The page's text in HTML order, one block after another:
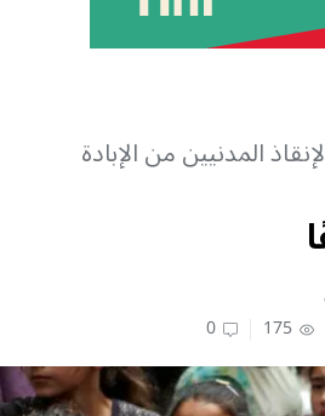
المدنيين من الإبادة
175
0